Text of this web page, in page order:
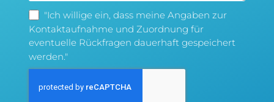
"Ich willige ein, dass meine Angaben zur
Kontaktaufnahme und Zuordnung für
eventuelle Rückfragen dauerhaft gespeichert
werden."